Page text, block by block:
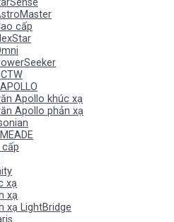
cấp
Apollo khúc xạ
Apollo phản xạ
xạ
xạ
xạ LightBridge